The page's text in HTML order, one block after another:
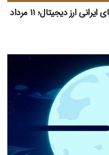
اطلاعیه و اتفاقات مهم صرافی‌های ایرانی ارز دیجیتال؛ ۱۱ مرداد